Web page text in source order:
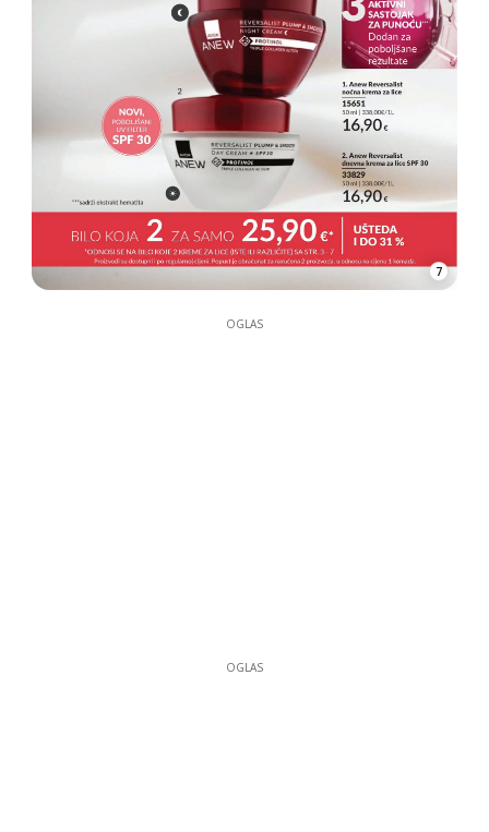
7
OGLAS
OGLAS